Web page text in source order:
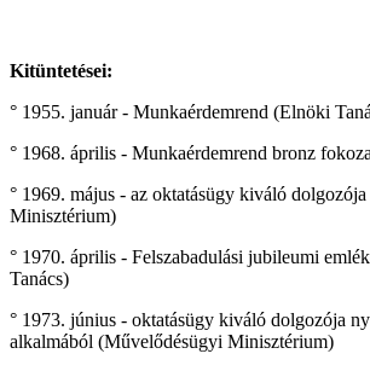
Kitüntetései:
° 1955. január - Munkaérdemrend (Elnöki
° 1968. április - Munkaérdemrend bronz
° 1969. május - az oktatásügy kiváló
Minisztérium)
° 1970. április - Felszabadulási jubileumi
Tanács)
° 1973. június - oktatásügy kiváló dolgozója
alkalmából (Művelődésügyi Minisztérium)